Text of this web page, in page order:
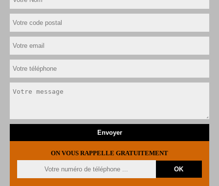
ON VOUS RAPPELLE GRATUITEMENT